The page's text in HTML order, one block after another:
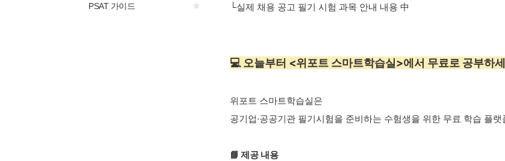
PSAT 가이드 └실제 채용 공고 필기 시험 과목 안내 내용 中
💻 오늘부터 <위포트 스마트학습실>에서 무료로 공부하
위포트 스마트학습실은
공기업·공공기관 필기시험을 준비하는 수험생을 위한 무료 학습 플랫
📘 제공 내용